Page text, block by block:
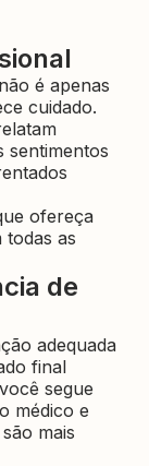
é apenas
cuidado.
sentimentos
ofereça
todas as
de
adequada
final
segue
médico e
mais